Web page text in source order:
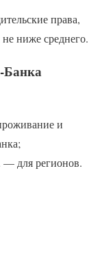
права,
ниже среднего.
Банка
и
— для регионов.